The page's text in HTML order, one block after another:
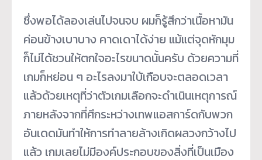
ซึ่งพอได้ลองเล่นไปจนจบ ผมก็รู้สึกว่าเนื้อหามัน
ค่อนข้างเบาบาง คาดเดาได้ง่าย แม้แต่จุดหักมุม
ก็ไม่ได้ชวนให้ตกใจอะไรขนาดนั้นครับ ด้วยความที่
เกมก็หย่อน ๆ อะไรลงมาใบ้เกือบจะตลอดเวลา
แล้วด้วยเหตุที่ว่าตัวเกมเลือกจะดำเนินเหตุการณ์
ภายหลังจากที่ศึกระหว่างเทพแอสการ์ดกับพวก
อันเดดมันทำให้การทำลายล้างเกิดผลวงกว้างไป
แล้ว เกมเลยไม่มีองค์ประกอบของสิ่งที่เป็นเมือง